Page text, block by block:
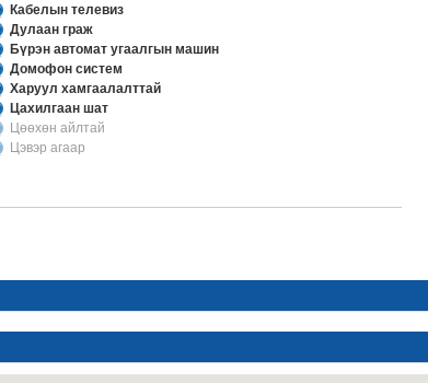
Кабелын телевиз
Дулаан граж
Бүрэн автомат угаалгын машин
Домофон систем
Харуул хамгаалалттай
Цахилгаан шат
Цөөхөн айлтай
Цэвэр агаар